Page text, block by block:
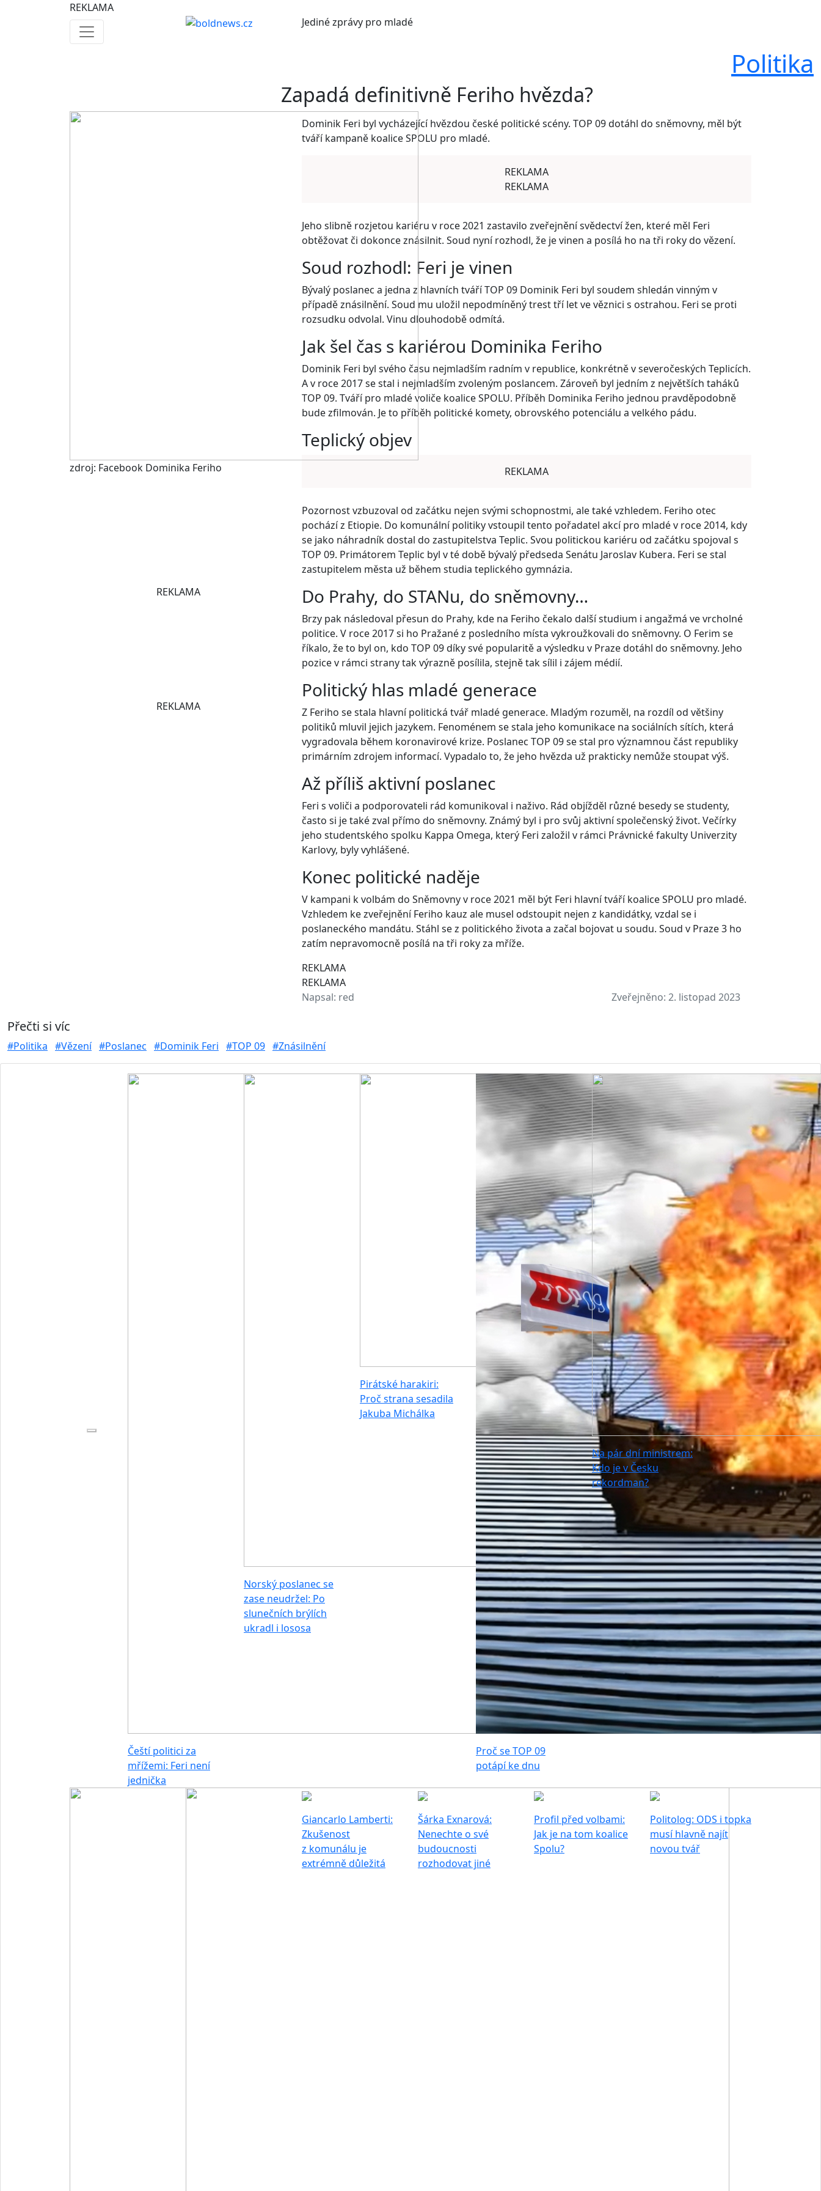
REKLAMA
Jedinézprávy pro mladé
Politika
Zapadá definitivně Feriho hvězda?
zdroj: Facebook Dominika Feriho
REKLAMA
REKLAMA
Dominik Feri byl vycházející hvězdou české politické scény. TOP 09 dotáhl do sněmovny, měl být
tváří kampaně koalice SPOLU pro mladé.
REKLAMA
REKLAMA
Jeho slibně rozjetou kariéru v roce 2021 zastavilo zveřejnění svědectví žen, které měl Feri
obtěžovat či dokonce znásilnit. Soud nyní rozhodl, že je vinen a posílá ho na tři roky do vězení.
Soud rozhodl: Feri je vinen
Bývalý poslanec a jedna z hlavních tváří TOP 09 Dominik Feri byl soudem shledán vinným v
případě znásilnění. Soud mu uložil nepodmíněný trest tří let ve věznici s ostrahou. Feri se proti
rozsudku odvolal. Vinu dlouhodobě odmítá.
Jak šel čas s kariérou Dominika Feriho
Dominik Feri byl svého času nejmladším radním v republice, konkrétně v severočeských Teplicích.
A v roce 2017 se stal i nejmladším zvoleným poslancem. Zároveň byl jedním z největších taháků
TOP 09. Tváří pro mladé voliče koalice SPOLU. Příběh Dominika Feriho jednou pravděpodobně
bude zfilmován. Je to příběh politické komety, obrovského potenciálu a velkého pádu.
Teplický objev
REKLAMA
Pozornost vzbuzoval od začátku nejen svými schopnostmi, ale také vzhledem. Feriho otec
pochází z Etiopie. Do komunální politiky vstoupil tento pořadatel akcí pro mladé v roce 2014, kdy
se jako náhradník dostal do zastupitelstva Teplic. Svou politickou kariéru od začátku spojoval s
TOP 09. Primátorem Teplic byl v té době bývalý předseda Senátu Jaroslav Kubera. Feri se stal
zastupitelem města už během studia teplického gymnázia.
Do Prahy, do STANu, do sněmovny…
Brzy pak následoval přesun do Prahy, kde na Feriho čekalo další studium i angažmá ve vrcholné
politice. V roce 2017 si ho Pražané z posledního místa vykroužkovali do sněmovny. O Ferim se
říkalo, že to byl on, kdo TOP 09 díky své popularitě a výsledku v Praze dotáhl do sněmovny. Jeho
pozice v rámci strany tak výrazně posílila, stejně tak sílil i zájem médií.
Politický hlas mladé generace
Z Feriho se stala hlavní politická tvář mladé generace. Mladým rozuměl, na rozdíl od většiny
politiků mluvil jejich jazykem. Fenoménem se stala jeho komunikace na sociálních sítích, která
vygradovala během koronavirové krize. Poslanec TOP 09 se stal pro významnou část republiky
primárním zdrojem informací. Vypadalo to, že jeho hvězda už prakticky nemůže stoupat výš.
Až příliš aktivní poslanec
Feri s voliči a podporovateli rád komunikoval i naživo. Rád objížděl různé besedy se studenty,
často si je také zval přímo do sněmovny. Známý byl i pro svůj aktivní společenský život. Večírky
jeho studentského spolku Kappa Omega, který Feri založil v rámci Právnické fakulty Univerzity
Karlovy, byly vyhlášené.
Konec politické naděje
V kampani k volbám do Sněmovny v roce 2021 měl být Feri hlavní tváří koalice SPOLU pro mladé.
Vzhledem ke zveřejnění Feriho kauz ale musel odstoupit nejen z kandidátky, vzdal se i
poslaneckého mandátu. Stáhl se z politického života a začal bojovat u soudu. Soud v Praze 3 ho
zatím nepravomocně posílá na tři roky za mříže.
REKLAMA
REKLAMA
Napsal: red Zveřejněno: 2. listopad 2023
Přečti si víc
#Politika #Vězení #Poslanec #Dominik Feri #TOP 09 #Znásilnění
Čeští politici za
mřížemi: Feri není
jednička
Norský poslanec se
zase neudržel: Po
slunečních brýlích
ukradl i lososa
Pirátské harakiri:
Proč strana sesadila
Jakuba Michálka
Proč se TOP 09
potápí ke dnu
Na pár dní ministrem:
Kdo je v Česku
rekordman?
Giancarlo Lamberti:
Zkušenost
z komunálu je
extrémně důležitá
Šárka Exnarová:
Nenechte o své
budoucnosti
rozhodovat jiné
Profil před volbami:
Jak je na tom koalice
Spolu?
Politolog: ODS i topka
musí hlavně najít
novou tvář